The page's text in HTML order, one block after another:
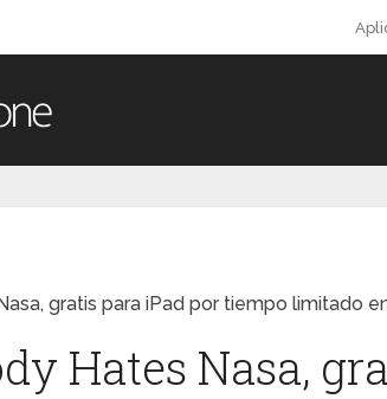
gratis para iPad por tiempo limitado
Hates Nasa,